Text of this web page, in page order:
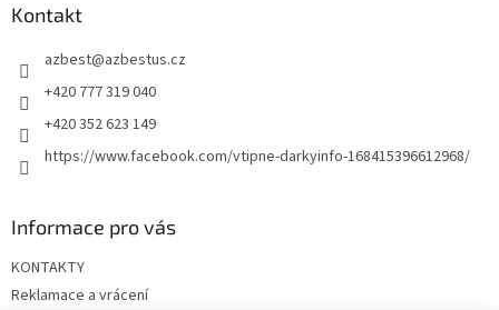
y
v
Kontakt
azbest@azbestus.cz
+420 777 319 040
+420 352 623 149
https://www.facebook.com/vtipne-darkyinfo-168415396612968/
Informace pro vás
KONTAKTY
Reklamace a vrácení